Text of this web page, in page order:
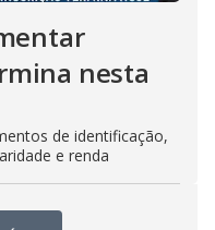
nesta
de identificação,
e renda